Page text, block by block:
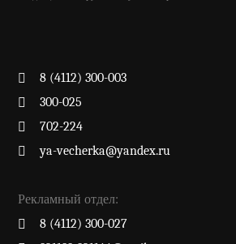
8 (4112) 300-003
300-025
702-224
ya-vecherka@yandex.ru
Рекламный отдел:
8 (4112) 300-027